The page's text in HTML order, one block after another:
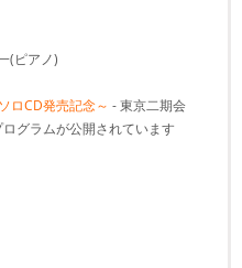
(ピアノ)
ロCD発売記念～ - 東京二期会
グラムが公開されています